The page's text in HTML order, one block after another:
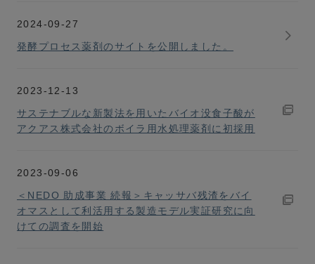
2024-09-27
発酵プロセス薬剤のサイトを公開しました。
2023-12-13
サステナブルな新製法を用いたバイオ没食子酸が
アクアス株式会社のボイラ用水処理薬剤に初採用
2023-09-06
＜NEDO 助成事業 続報＞キャッサバ残渣をバイ
オマスとして利活用する製造モデル実証研究に向
けての調査を開始